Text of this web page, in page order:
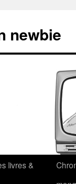
newbie
livres &